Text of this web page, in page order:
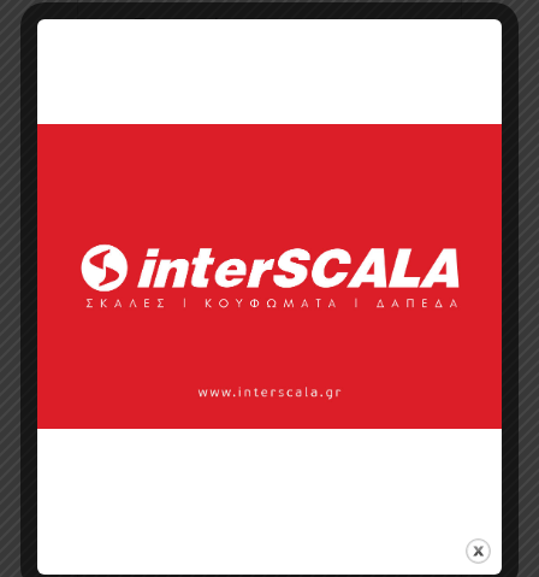
Προσφορά
Ξενοδοχείου,Οικιακό Έπιπλο
sa,καναπέδες,καναπέδες εξωτερικού